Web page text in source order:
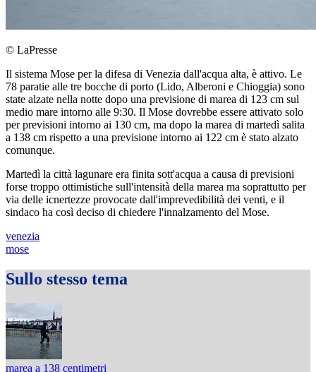
© LaPresse
Il sistema Mose per la difesa di Venezia dall'acqua alta, è attivo. Le
78 paratie alle tre bocche di porto (Lido, Alberoni e Chioggia) sono
state alzate nella notte dopo una previsione di marea di 123 cm sul
medio mare intorno alle 9:30. Il Mose dovrebbe essere attivato solo
per previsioni intorno ai 130 cm, ma dopo la marea di martedì salita
a 138 cm rispetto a una previsione intorno ai 122 cm è stato alzato
comunque.
Martedì la città lagunare era finita sott'acqua a causa di previsioni
forse troppo ottimistiche sull'intensità della marea ma soprattutto per
via delle icnertezze provocate dall'imprevedibilità dei venti, e il
sindaco ha così deciso di chiedere l'innalzamento del Mose.
venezia
mose
Sullo stesso tema
marea a 138 centimetri